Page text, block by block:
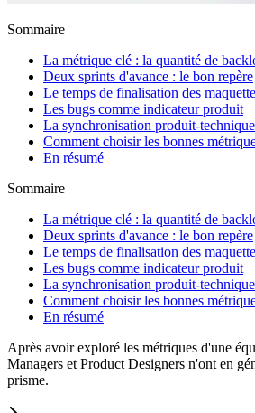
Sommaire
La métrique clé : la quantité de
Deux sprints d'avance : le bon repère
Le temps de finalisation des
Les bugs comme indicateur produit
La synchronisation produit-technique
Comment choisir les bonnes
En résumé
Sommaire
La métrique clé : la quantité de
Deux sprints d'avance : le bon repère
Le temps de finalisation des
Les bugs comme indicateur produit
La synchronisation produit-technique
Comment choisir les bonnes
En résumé
Après avoir exploré les métriques d'une
Managers et Product Designers n'ont en
prisme.